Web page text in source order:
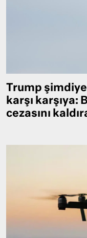
Trump
karşı karşıya:
cezasını